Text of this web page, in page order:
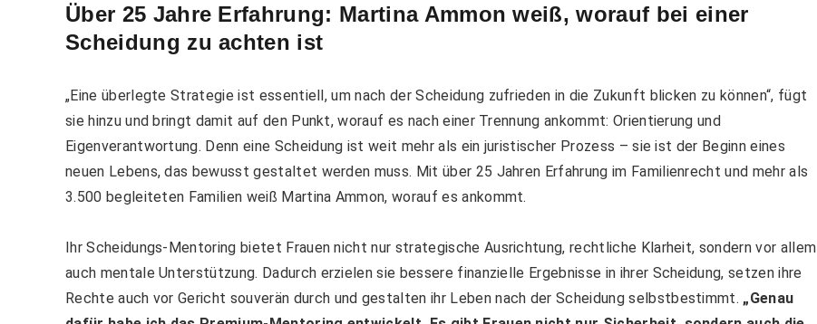
Über 25 Jahre Erfahrung: Martina Ammon weiß, worauf bei einer
Scheidung zu achten ist
„Eine überlegte Strategie ist essentiell, um nach der Scheidung zufrieden in die Zukunft blicken zu können“, fügt
sie hinzu und bringt damit auf den Punkt, worauf es nach einer Trennung ankommt: Orientierung und
Eigenverantwortung. Denn eine Scheidung ist weit mehr als ein juristischer Prozess – sie ist der Beginn eines
neuen Lebens, das bewusst gestaltet werden muss. Mit über 25 Jahren Erfahrung im Familienrecht und mehr als
3.500 begleiteten Familien weiß Martina Ammon, worauf es ankommt.
IhrScheidungs-Mentoringbietet Frauen nicht nur strategische Ausrichtung, rechtliche Klarheit, sondernvor allem
auch mentale Unterstützung. Dadurch erzielen sie bessere finanzielle Ergebnisse in ihrer Scheidung, setzen ihre
Rechteauch vor Gericht souverän durch und gestalten ihr Leben nach der Scheidung selbstbestimmt. „Genau